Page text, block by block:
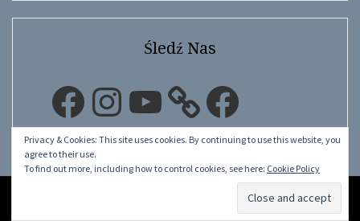
Śledź Nas
FacebookInstagramYouTube Facebook
Privacy & Cookies: This site uses cookies. By continuing to use this website, you
agree to their use.
To find out more, including how to control cookies, see here: Cookie Policy